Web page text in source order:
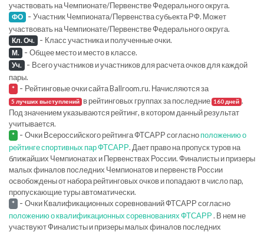
участвовать на Чемпионате/Первенстве Федерального округа.
ФО - Участник Чемпионата/Первенства субьекта РФ. Может
участвовать на Чемпионате/Первенстве Федерального округа.
Кл. Оч. - Класс участника и полученные очки.
М. - Общее место и место в классе.
Уч. - Всего участников и участников для расчета очков для каждой
пары.
* - Рейтинговые очки сайта Ballroom.ru. Начисляются за
5 лучших выступлений в рейтинговых группах за последние 160 дней .
Под значением указываются рейтинг, в котором данный результат
учитывается.
* - Очки Всероссийского рейтинга ФТСАРР согласноположению о
рейтинге спортивных пар ФТСАРР. Дает право на пропуск туров на
ближайших Чемпионатах и Первенствах России. Финалисты и призеры
малых финалов последних Чемпионатов и первенств России
освобождены от набора рейтинговых очков и попадают в число пар,
пропускающие туры автоматически.
* - Очки Квалификационных соревнований ФТСАРР согласно
положению о квалификационных соревнованиях ФТСАРР. В нем не
участвуют Финалисты и призеры малых финалов последних